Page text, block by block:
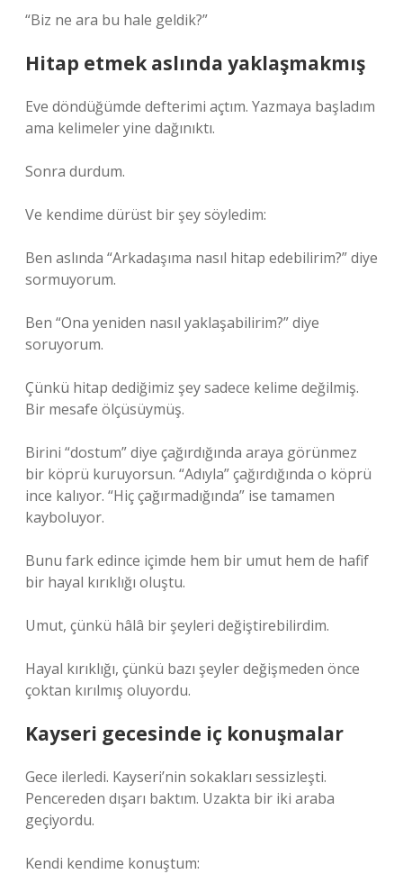
“Biz ne ara bu hale geldik?”
Hitap etmek aslında yaklaşmakmış
Eve döndüğümde defterimi açtım. Yazmaya başladım
ama kelimeler yine dağınıktı.
Sonra durdum.
Ve kendime dürüst bir şey söyledim:
Ben aslında “Arkadaşıma nasıl hitap edebilirim?” diye
sormuyorum.
Ben “Ona yeniden nasıl yaklaşabilirim?” diye
soruyorum.
Çünkü hitap dediğimiz şey sadece kelime değilmiş.
Bir mesafe ölçüsüymüş.
Birini “dostum” diye çağırdığında araya görünmez
bir köprü kuruyorsun. “Adıyla” çağırdığında o köprü
ince kalıyor. “Hiç çağırmadığında” ise tamamen
kayboluyor.
Bunu fark edince içimde hem bir umut hem de hafif
bir hayal kırıklığı oluştu.
Umut, çünkü hâlâ bir şeyleri değiştirebilirdim.
Hayal kırıklığı, çünkü bazı şeyler değişmeden önce
çoktan kırılmış oluyordu.
Kayseri gecesinde iç konuşmalar
Gece ilerledi. Kayseri’nin sokakları sessizleşti.
Pencereden dışarı baktım. Uzakta bir iki araba
geçiyordu.
Kendi kendime konuştum: